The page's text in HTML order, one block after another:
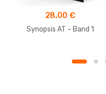
28,00 €
Synopsis AT – Band 1